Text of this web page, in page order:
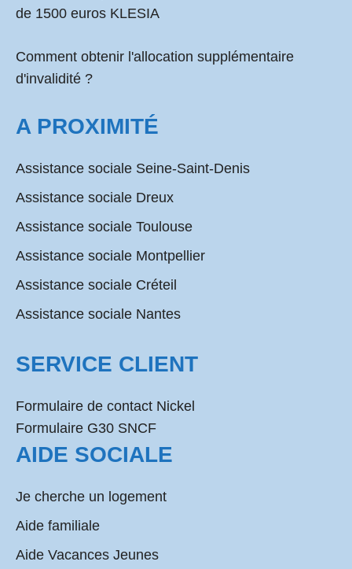
de 1500 euros KLESIA
Comment obtenir l'allocation supplémentaire
d'invalidité ?
A PROXIMITÉ
Assistance sociale Seine-Saint-Denis
Assistance sociale Dreux
Assistance sociale Toulouse
Assistance sociale Montpellier
Assistance sociale Créteil
Assistance sociale Nantes
SERVICE CLIENT
Formulaire de contact Nickel
Formulaire G30 SNCF
AIDE SOCIALE
Je cherche un logement
Aide familiale
Aide Vacances Jeunes